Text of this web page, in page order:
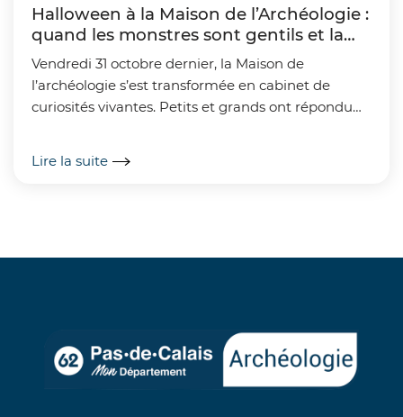
Halloween à la Maison de l’Archéologie :
quand les monstres sont gentils et la
nature en fête !
Vendredi 31 octobre dernier, la Maison de
l’archéologie s’est transformée en cabinet de
curiosités vivantes. Petits et grands ont répondu
Lire la suite